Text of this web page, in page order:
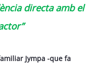
directa amb el
Jympa -que fa